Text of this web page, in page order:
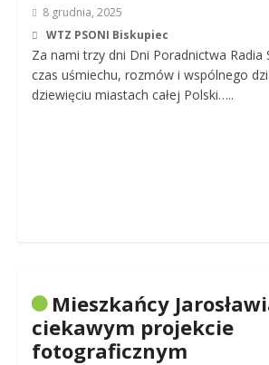
8 grudnia, 2025
WTZ PSONI Biskupiec
Za nami trzy dni Dni Poradnictwa Radia
czas uśmiechu, rozmów i wspólnego
dziewięciu miastach całej Polski…..
Mieszkańcy
ciekawym projekcie
fotograficznym